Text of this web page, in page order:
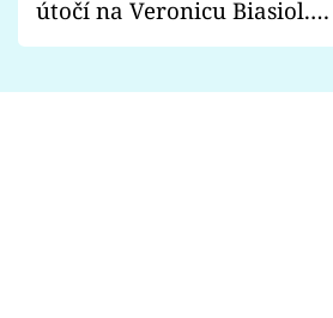
útočí na Veronicu Biasiol.
Proč je podle nich falešná a